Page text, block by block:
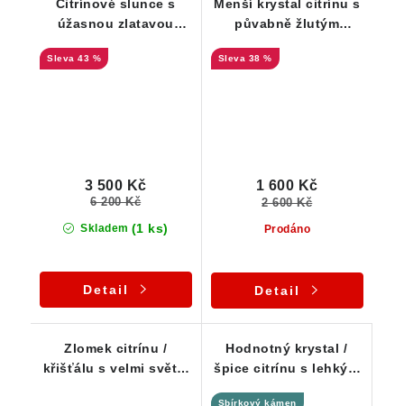
Citrínové slunce s
úžasnou zlatavou
duhovým odleskem
43 %
Skladem (1 ks)
3 500 Kč
6 200 Kč
Detail
Menší krystal citrínu s
půvabně žlutým
duhou
38 %
Prodáno
1 600 Kč
2 600 Kč
Detail
Zlomek citrínu /
křišťálu s velmi světle
Hodnotný krystal /
špice citrínu s lehkým
Sbírkový kámen